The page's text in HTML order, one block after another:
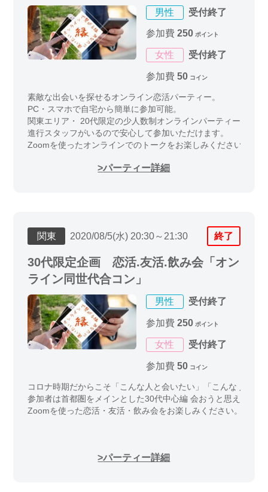
男性 受付終了
参加費 250 ポイント
女性 受付終了
参加費 50 コイン
素敵な出会いを探せるオンライン恋活パーティー。
PC・スマホで自宅から簡単に参加可能。
関東エリア・ 20代限定の少人数制オンラインパーティーイベン
進行スタッフがいるので安心して参加いただけます。
Zoomを使ったオンラインでのトークをお楽しみください
パーティー詳細
関東 2020/08/5(水) 20:30～21:30 終了
30代限定企画 恋活.友活.飲み会「オン
ライン同世代合コン」
男性 受付終了
参加費 250 ポイント
女性 受付終了
参加費 50 コイン
コロナ時期だからこそ「こんな人と会いたい」「こんな 人と
参加者は首都圏をメインとした30代中心編 会おうと思えば会
Zoomを使った恋活・友活・飲み会をお楽しみください。
パーティー詳細